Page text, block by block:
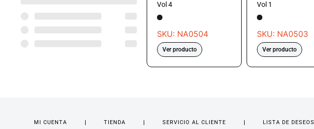
Vol 4
SKU: NA0504
Ver producto
Vol 1
SKU: NA0503
Ver producto
MI CUENTA TIENDA SERVICIO AL CLIENTE LISTA DE DESEOS